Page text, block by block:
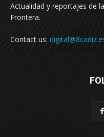
Actualidad y reportajes de
Frontera.
Contact us: